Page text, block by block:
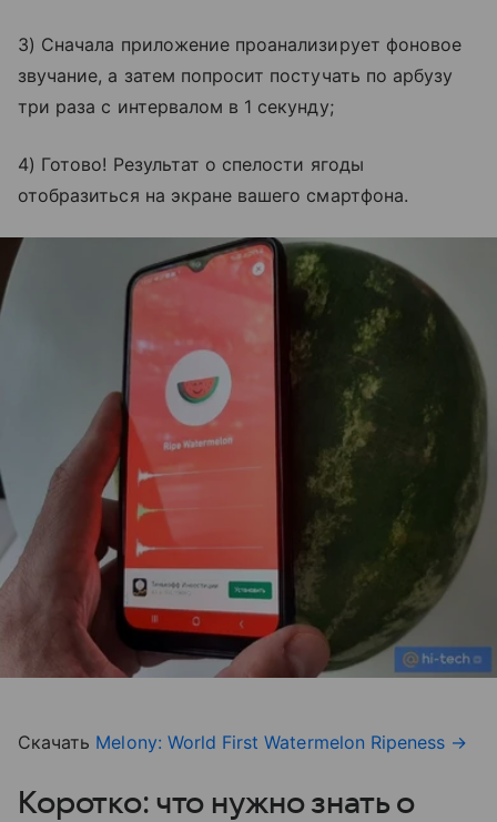
3) Сначала приложение проанализирует фоновое
звучание, а затем попросит постучать по арбузу
три раза с интервалом в 1 секунду;
4) Готово! Результат о спелости ягоды
отобразиться на экране вашего смартфона.
Скачать Melony: World First Watermelon Ripeness →
Коротко: что нужно знать о